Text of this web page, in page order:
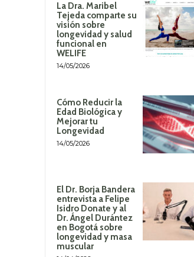
La Dra. Maribel
Tejeda comparte su
visión sobre
longevidad y salud
funcional en
WELIFE
14/05/2026
Cómo Reducir la
Edad Biológica y
Mejorar tu
Longevidad
14/05/2026
El Dr. Borja Bandera
entrevista a Felipe
Isidro Donate y al
Dr. Ángel Durántez
en Bogotá sobre
longevidad y masa
muscular